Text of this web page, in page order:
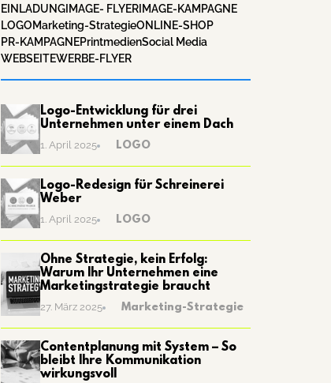
EINLADUNGIMAGE- FLYERIMAGE-KAMPAGNE
LOGOMarketing-StrategieONLINE-SHOP
PR-KAMPAGNEPrintmedienSocial Media
WEBSEITEWERBE-FLYER
Logo-Entwicklung für drei
Unternehmen unter einem Dach
1. April 2025 LOGO
Logo-Redesign für Schreinerei
Weber
1. April 2025 LOGO
Ohne Strategie, kein Erfolg:
Warum Ihr Unternehmen eine
Marketingstrategie braucht
27. März 2025 Marketing-Strategie
Contentplanung mit System – So
bleibt Ihre Kommunikation
wirkungsvoll